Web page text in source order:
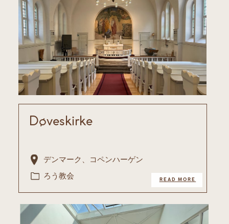
Døveskirke
ろう教会 READ MORE
デンマーク、コペンハーゲン